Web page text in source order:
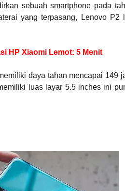
sebuah smartphone pada
yang terpasang, Lenovo
HP Xiaomi Lemot: 5 Menit
daya tahan mencapai 149
luas layar 5.5 inches ini